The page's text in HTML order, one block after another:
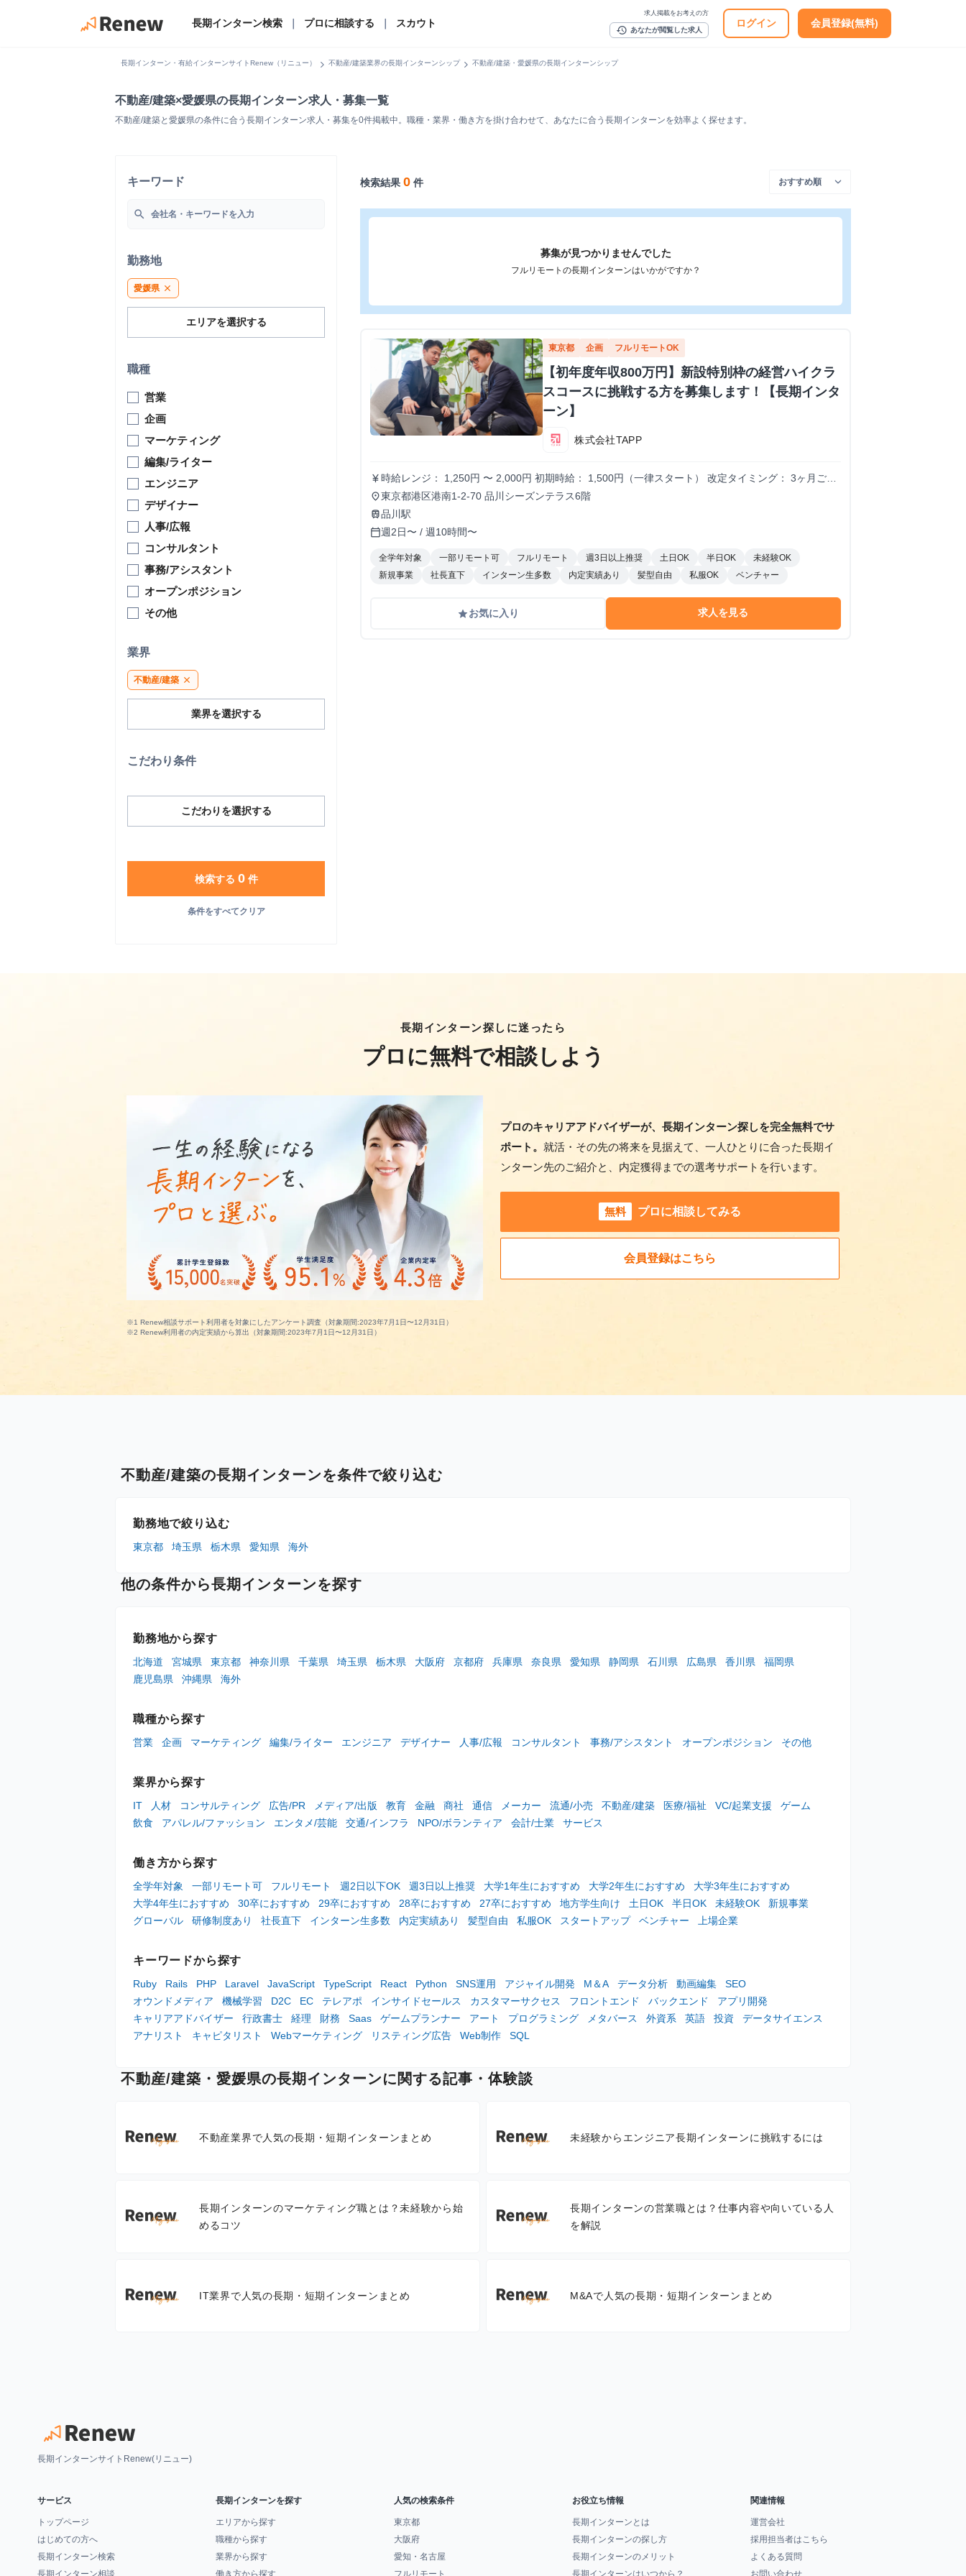
長期インターン検索 プロに相談する スカウト
求人掲載をお考えの方
history あなたが閲覧した求人
ログイン 会員登録(無料)
長期インターン・有給インターンサイトRenew（リニュー） chevron_right 不動産/建築業界の長期インターンシップchevron_right 不動産/建築・愛媛県の長期インターンシップ
不動産/建築×愛媛県の長期インターン求人・募集一覧
不動産/建築と愛媛県の条件に合う長期インターン求人・募集を0件掲載中。職種・業界・働き方を掛け合わせて、あなたに合う長期インターンを効率よく探せます。
キーワード
search
勤務地
愛媛県 close
エリアを選択する
職種
営業
企画
マーケティング
編集/ライター
エンジニア
デザイナー
人事/広報
コンサルタント
事務/アシスタント
オープンポジション
その他
業界
不動産/建築 close
業界を選択する
こだわり条件
こだわりを選択する
検索する 0件
条件をすべてクリア
検索結果0 件
募集が見つかりませんでした
フルリモートの長期インターンはいかがですか？
東京都 企画 フルリモートOK
【初年度年収800万円】新設特別枠の経営ハイクラ
スコースに挑戦する方を募集します！【長期インタ
ーン】
株式会社TAPP
currency_yen時給レンジ： 1,250円 〜 2,000円 初期時給： 1,500円（一律スタート） 改定タイミング： 3ヶ月ごと
の契約更新時 評価基準： 以下の4項目を5段階でスコアリングし、時給を決定。 時給変動のロジック
(詳細はシートに記載） S評価： 期待を大きく上回り、社員と同等のバリューを発揮。 A評価： 期待
が悪く、教育コストが成果を上回っている。 ※時給を下げる判断は、業務範囲の縮小や、当初想定し
ていたスキルレベルに達していない場合に適用します。
place東京都港区港南1-2-70 品川シーズンテラス6階
train品川駅
calendar_today週2日〜 / 週10時間〜
全学年対象 一部リモート可 フルリモート 週3日以上推奨 土日OK 半日OK
未経験OK
新規事業
社長直下 インターン生多数 内定実績あり 髪型自由 私服OK ベンチャー
gradeお気に入り 求人を見る
長期インターン探しに迷ったら
プロに無料で相談しよう
プロのキャリアアドバイザーが、長期インターン探しを完全無料でサ
ポート。 就活・その先の将来を見据えて、一人ひとりに合った長期イ
ンターン先のご紹介と、内定獲得までの選考サポートを行います。
無料 プロに相談してみる
会員登録はこちら
※1 Renew相談サポート利用者を対象にしたアンケート調査（対象期間:2023年7月1日〜12月31日）
※2 Renew利用者の内定実績から算出（対象期間:2023年7月1日〜12月31日）
不動産/建築の長期インターンを条件で絞り込む
勤務地で絞り込む
東京都 埼玉県 栃木県 愛知県 海外
他の条件から長期インターンを探す
勤務地から探す
北海道 宮城県 東京都 神奈川県 千葉県 埼玉県 栃木県 大阪府 京都府 兵庫県 奈良県 愛知県 静岡県 石川県 広島県 香川県
福岡県
鹿児島県
沖縄県 海外
職種から探す
営業 企画 マーケティング 編集/ライター エンジニア デザイナー 人事/広報 コンサルタント 事務/アシスタント オープンポジション その他
業界から探す
IT 人材 コンサルティング 広告/PR メディア/出版 教育 金融 商社 通信 メーカー 流通/小売 不動産/建築 医療/福祉 VC/起業支援
ゲーム
飲食
アパレル/ファッション エンタメ/芸能 交通/インフラ NPO/ボランティア 会計/士業 サービス
働き方から探す
全学年対象 一部リモート可 フルリモート 週2日以下OK 週3日以上推奨 大学1年生におすすめ 大学2年生におすすめ
大学3年生におすすめ
大学4年生におすすめ
30卒におすすめ 29卒におすすめ 28卒におすすめ 27卒におすすめ 地方学生向け 土日OK 半日OK 未経験OK
新規事業
グローバル
研修制度あり 社長直下 インターン生多数 内定実績あり 髪型自由 私服OK スタートアップ ベンチャー 上場企業
キーワードから探す
Ruby Rails PHP Laravel JavaScript TypeScript React Python SNS運用 アジャイル開発 M＆A データ分析 動画編集
SEO
オウンドメディア
機械学習 D2C EC テレアポ インサイドセールス カスタマーサクセス フロントエンド バックエンド
アプリ開発
キャリアアドバイザー
行政書士 経理 財務 Saas ゲームプランナー アート プログラミング メタバース 外資系 英語 投資
データサイエンス
アナリスト
キャピタリスト Webマーケティング リスティング広告 Web制作 SQL
不動産/建築・愛媛県の長期インターンに関する記事・体験談
不動産業界で人気の長期・短期インターンまとめ 未経験からエンジニア長期インターンに挑戦するには
長期インターンのマーケティング職とは？未経験から始
めるコツ
長期インターンの営業職とは？仕事内容や向いている人
を解説
IT業界で人気の長期・短期インターンまとめ M&Aで人気の長期・短期インターンまとめ
長期インターンサイトRenew(リニュー)
サービス
トップページ
はじめての方へ
長期インターン検索
長期インターン相談
長期インターンを探す
エリアから探す
職種から探す
業界から探す
働き方から探す
人気の検索条件
東京都
大阪府
愛知・名古屋
フルリモート
お役立ち情報
長期インターンとは
長期インターンの探し方
長期インターンのメリット
長期インターンはいつから？
関連情報
運営会社
採用担当者はこちら
よくある質問
お問い合わせ